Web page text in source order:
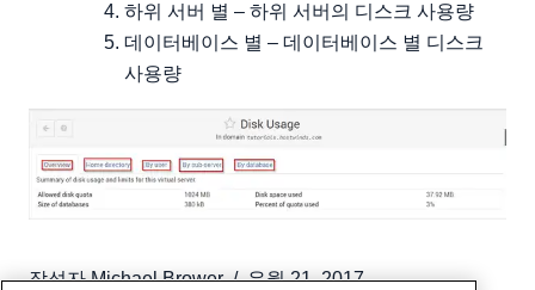
하위 서버 별 – 하위 서버의 디스크 사용량
데이터베이스 별 – 데이터베이스 별 디스크
사용량
작성자 Michael Brower/유월 21, 2017